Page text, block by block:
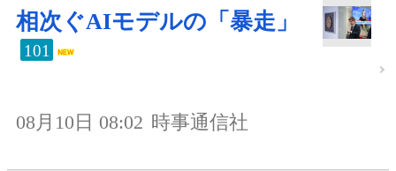
相次ぐAIモデルの「暴走」
101
08月10日 08:02 時事通信社